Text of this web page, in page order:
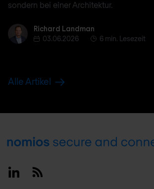
sondern bei einer Architektur.
Richard Landman
Richard Landman
03.06.2026
6 min. Lesezeit
Alle Artikel
Footer
LinkedinRSS